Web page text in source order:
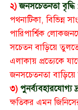
২)জনসচেতনতা বৃদ্ধি
পথনাটিকা, বিভিন্ন
পারিপার্শ্বিক
সচেতন বাড়িয়ে
এলাকায় প্রত্যেকে
জনসচেতনতা
৩) পুনর্ব্যবহারযোগ্য
ক্ষতিকর এমন